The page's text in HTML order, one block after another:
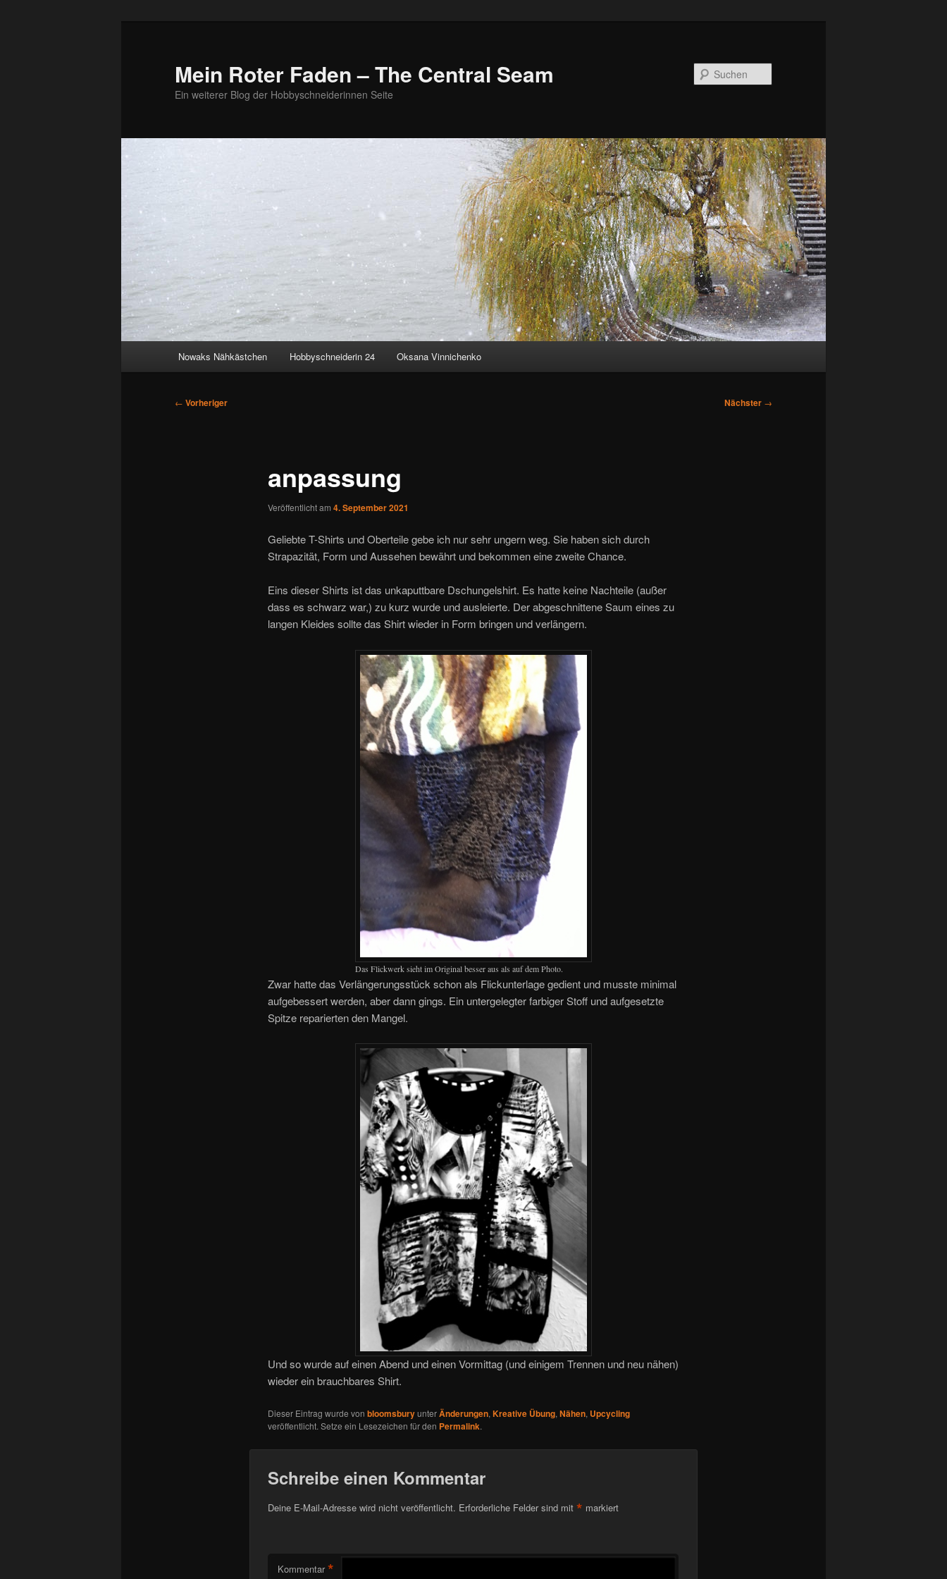
Mein Roter Faden – The Central Seam
Ein weiterer Blog der Hobbyschneiderinnen Seite
Nowaks Nähkästchen Hobbyschneiderin 24 Oksana Vinnichenko
Beitragsnavigation
← Vorheriger Nächster →
anpassung
Veröffentlicht am 4. September 2021
Geliebte T-Shirts und Oberteile gebe ich nur sehr ungern weg. Sie haben sich durch
Strapazität, Form und Aussehen bewährt und bekommen eine zweite Chance.
Eins dieser Shirts ist das unkaputtbare Dschungelshirt. Es hatte keine Nachteile (außer
dass es schwarz war,) zu kurz wurde und ausleierte. Der abgeschnittene Saum eines zu
langen Kleides sollte das Shirt wieder in Form bringen und verlängern.
Das Flickwerk sieht im Original besser aus als auf dem Photo.
Zwar hatte das Verlängerungsstück schon als Flickunterlage gedient und musste minimal
aufgebessert werden, aber dann gings. Ein untergelegter farbiger Stoff und aufgesetzte
Spitze reparierten den Mangel.
Und so wurde auf einen Abend und einen Vormittag (und einigem Trennen und neu nähen)
wieder ein brauchbares Shirt.
Dieser Eintrag wurde von bloomsburyunterÄnderungen, Kreative Übung, Nähen, Upcycling
veröffentlicht. Setze ein Lesezeichen für den Permalink.
Schreibe einen Kommentar
Deine E-Mail-Adresse wird nicht veröffentlicht. Erforderliche Felder sind mit * markiert
Kommentar *